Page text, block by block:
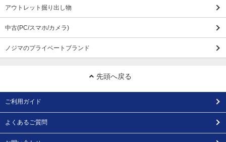
アウトレット掘り出し物
中古(PC/スマホ/カメラ)
ノジマのプライベートブランド
先頭へ戻る
ご利用ガイド
よくあるご質問